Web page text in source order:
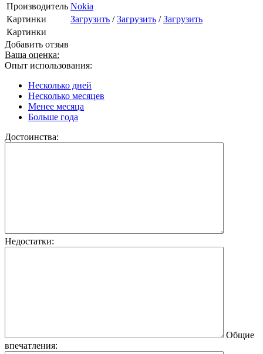
Производитель Nokia
Картинки
Загрузить /Загрузить /Загрузить
Картинки
Добавить отзыв
Ваша оценка:
Опыт использования:
Несколько дней
Несколько месяцев
Менее месяца
Больше года
Достоинства:
Недостатки:
Общие
впечатления: